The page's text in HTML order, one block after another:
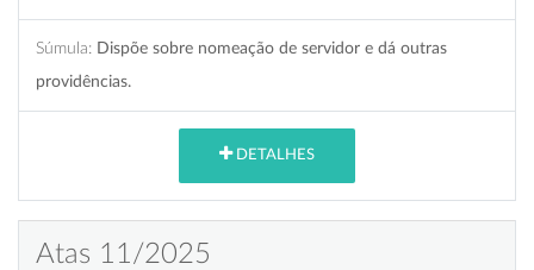
Súmula: Dispõe sobre nomeação de servidor e dá outras
providências.
DETALHES
Atas 11/2025